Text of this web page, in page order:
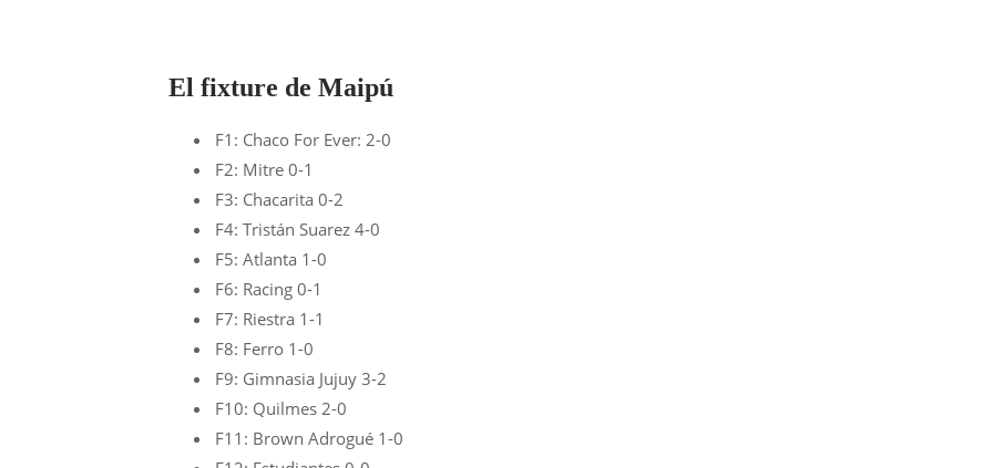
El fixture de Maipú
F1: Chaco For Ever: 2-0
F2: Mitre 0-1
F3: Chacarita 0-2
F4: Tristán Suarez 4-0
F5: Atlanta 1-0
F6: Racing 0-1
F7: Riestra 1-1
F8: Ferro 1-0
F9: Gimnasia Jujuy 3-2
F10: Quilmes 2-0
F11: Brown Adrogué 1-0